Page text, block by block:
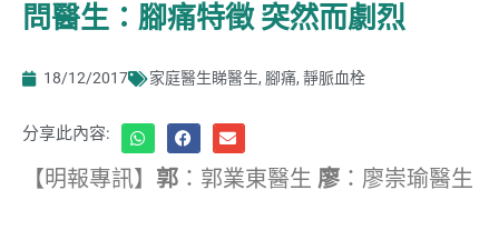
問醫生：腳痛特徵 突然而劇烈
18/12/2017 家庭醫生睇醫生, 腳痛, 靜脈血栓
分享此內容:
【明報專訊】 郭 ：郭業東醫生 廖 ：廖崇瑜醫生